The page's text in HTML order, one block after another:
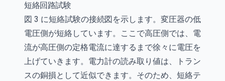
短絡回路試験
図 3 に短絡試験の接続図を示します。変圧器の低
電圧側が短絡しています。ここで高圧側では、電
流が高圧側の定格電流に達するまで徐々に電圧を
上げていきます。電力計の読み取り値は、トラン
スの銅損として近似できます。そのため、短絡テ